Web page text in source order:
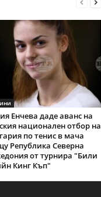
Енчева даде аванс на
национален отбор на
по тенис в мача
Република Северна
от турнира "Били
Кинг Къп"